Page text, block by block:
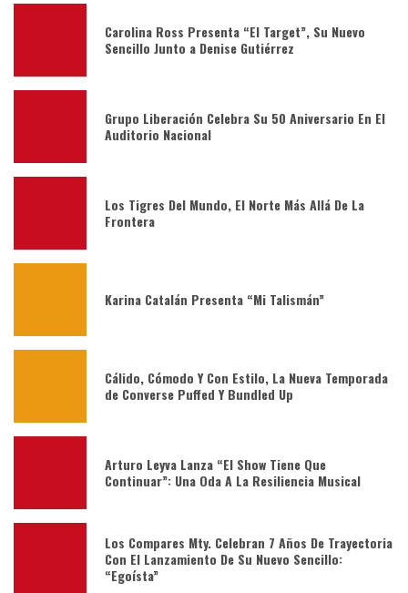
Carolina Ross Presenta “El Target”, Su Nuevo
Sencillo Junto a Denise Gutiérrez
Grupo Liberación Celebra Su 50 Aniversario En El
Auditorio Nacional
Los Tigres Del Mundo, El Norte Más Allá De La
Frontera
Karina Catalán Presenta “Mi Talismán”
Cálido, Cómodo Y Con Estilo, La Nueva Temporada
de Converse Puffed Y Bundled Up
Arturo Leyva Lanza “El Show Tiene Que
Continuar”: Una Oda A La Resiliencia Musical
Los Compares Mty. Celebran 7 Años De Trayectoria
Con El Lanzamiento De Su Nuevo Sencillo:
“Egoísta”